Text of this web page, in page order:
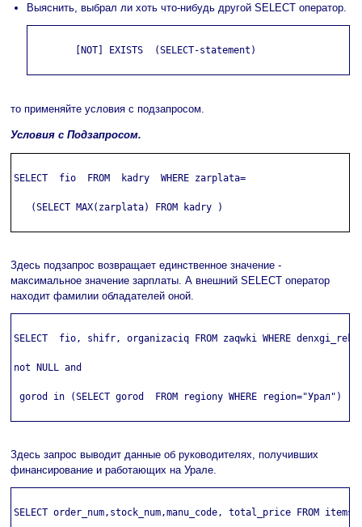
Выяснить, выбрал ли хоть что-нибудь другой SELECT оператор.
        [NOT] EXISTS  (SELECT-statement)
то применяйте условия с подзапросом.
Условия с Подзапросом.
SELECT  fio  FROM  kadry  WHERE zarplata=
   (SELECT MAX(zarplata) FROM kadry )
Здесь подзапрос возвращает единственное значение -
максимальное значение зарплаты. А внешний SELECT оператор
находит фамилии обладателей оной.
SELECT  fio, shifr, organizaciq FROM zaqwki WHERE denxgi_rek
not NULL and
gorod in (SELECT gorod  FROM regiony WHERE region="Урал")
Здесь запрос выводит данные об руководителях, получивших
финансирование и работающих на Урале.
SELECT order_num,stock_num,manu_code, total_price FROM items